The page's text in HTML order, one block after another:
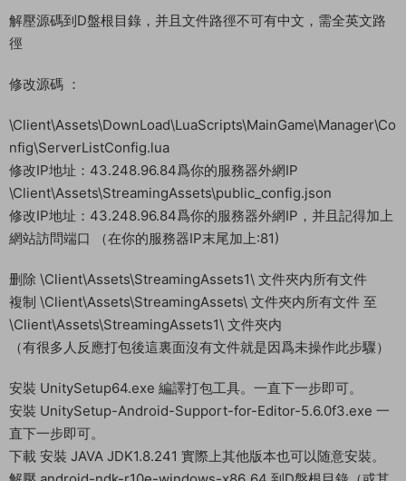
[1].啓動網站數據庫 因爲我們剛剛修改數據庫裏的IP已經啓動過
了，無需重複啓動。
[2].啓動服務端【啓動之後，12個窗口不報錯不閃退即可！】
這樣服務器就可以了。下面我們需要回到本地電腦。對客戶端源
==========================================
==========================================
===========
客戶端必須源碼出包 ， 下面開始客戶端修改源碼出包教程！（這
裏提示下，不可以在服務器裏出包，例如我在Windows Server
況，我現在電腦出包測試的系統爲windows 10）
解壓源碼到D盤根目錄，并且文件路徑不可有中文，需全英文路
徑
修改源碼 ：
\Client\Assets\DownLoad\LuaScripts\MainGame\Manager\Co
nfig\ServerListConfig.lua
修改IP地址：43.248.96.84爲你的服務器外網IP